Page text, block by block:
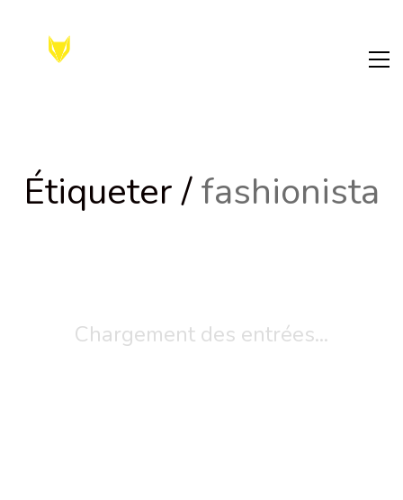
Étiqueter /fashionista
Chargement des entrées...